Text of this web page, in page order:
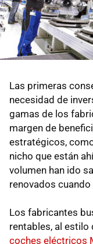
Las primeras
necesidad de
gamas de los
margen de
estratégicos,
nicho que están
volumen han ido
renovados
Los fabricantes
rentables, al estilo
coches eléctricos